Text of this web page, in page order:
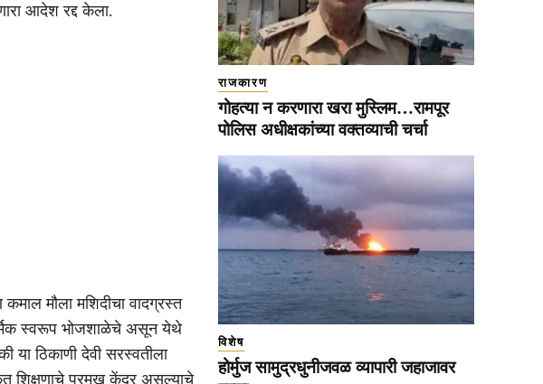
आदेश रद्द केला.
मौला मशिदीचा वादग्रस्त
स्वरूप भोजशाळेचे असून येथे
या ठिकाणी देवी सरस्वतीला
शिक्षणाचे प्रमुख केंद्र असल्याचे
राजकारण
गोहत्या न करणारा खरा मुस्लिम…रामपूर
पोलिस अधीक्षकांच्या वक्तव्याची चर्चा
विशेष
होर्मुज सामुद्रधुनीजवळ व्यापारी जहाजावर